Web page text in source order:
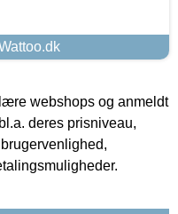
webshops og anmeldt
deres prisniveau,